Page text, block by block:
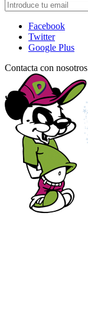
Facebook
Twitter
Google Plus
Contacta con nosotros